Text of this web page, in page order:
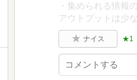
・集められる情報
アウトプットは少
ナイス ★1